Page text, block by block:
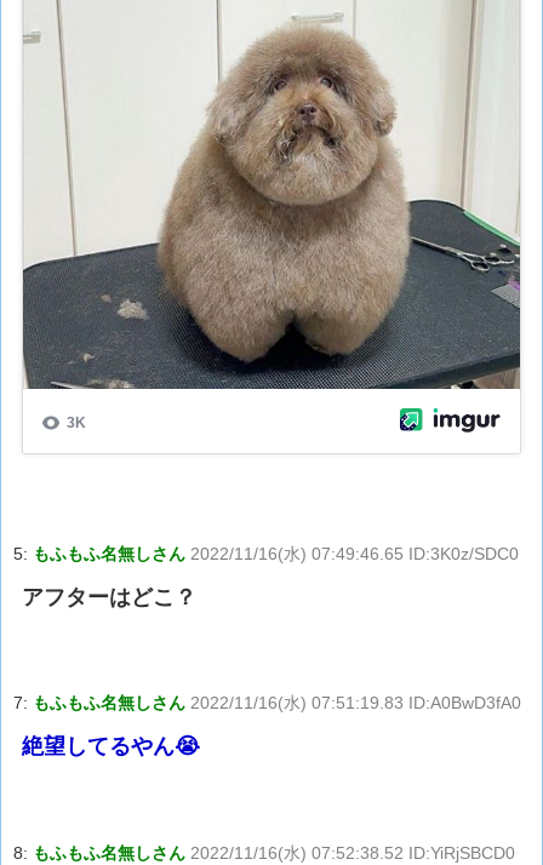
5: もふもふ名無しさん 2022/11/16(水) 07:49:46.65 ID:3K0z/SDC0
アフターはどこ？
7: もふもふ名無しさん 2022/11/16(水) 07:51:19.83 ID:A0BwD3fA0
絶望してるやん😭
8: もふもふ名無しさん 2022/11/16(水) 07:52:38.52 ID:YiRjSBCD0